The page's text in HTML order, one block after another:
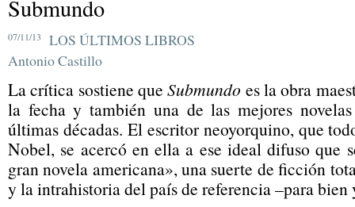
Submundo
07/11/13
LOS ÚLTIMOS LIBROS
Antonio Castillo
La crítica sostiene queSubmundo es la obra
la fecha y también una de las mejores novelas
últimas décadas. El escritor neoyorquino, que
Nobel, se acercó en ella a ese ideal difuso que
gran novela americana», una suerte de ficción
y la intrahistoria del país de referencia –para